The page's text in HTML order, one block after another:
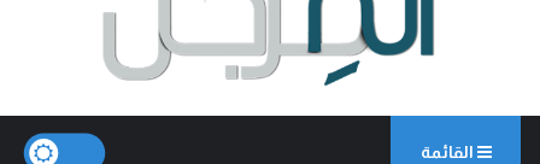
القائمة